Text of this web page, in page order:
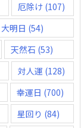
厄除け (107)
大明日 (54)
天然石 (53)
対人運 (128)
幸運日 (700)
星回り (84)